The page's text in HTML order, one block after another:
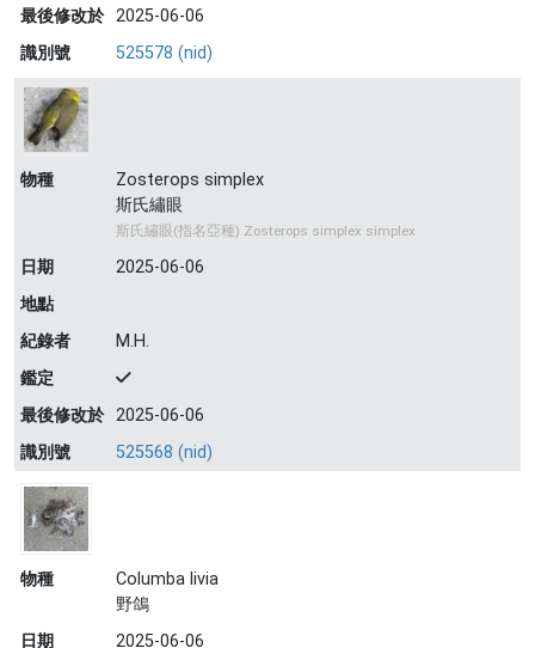
最後修改於 2025-06-06
識別號
525578 (nid)
物種
Zosterops simplex
斯氏繡眼
斯氏繡眼(指名亞種) Zosterops simplex simplex
日期
2025-06-06
地點
紀錄者
M.H.
鑑定
最後修改於 2025-06-06
識別號
525568 (nid)
物種
Columba livia
野鴿
日期
2025-06-06